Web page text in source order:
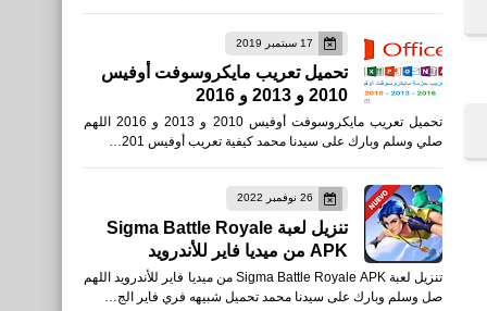
17 سبتمبر 2019
تحميل تعريب مايكروسوفت أوفيس
2010 و 2013 و 2016
تحميل تعريب مايكروسوفت أوفيس 2010 و 2013 و 2016 اللهم
صلي وسلم وبارك على سيدنا محمد كيفية تعريب أوفيس 201…
26 نوفمبر 2022
تنزيل لعبة Sigma Battle Royale
APK من ميديا فاير للأندرويد
تنزيل لعبة Sigma Battle Royale APK من ميديا فاير للأندرويد اللهم
صل وسلم وبارك على سيدنا محمد تحميل شبيهه فري فاير الج…
....
تطبيق خزنة الصور الخاصة -
آمنة للصور Private Photo
Vault - Pic Safe للأيفون